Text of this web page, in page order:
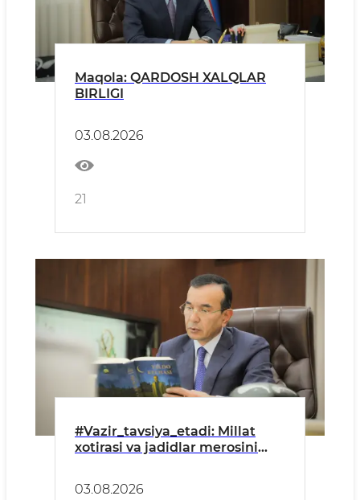
Maqola: QARDOSH XALQLAR
BIRLIGI
03.08.2026
21
#Vazir_tavsiya_etadi: Millat
xotirasi va jadidlar merosini
03.08.2026